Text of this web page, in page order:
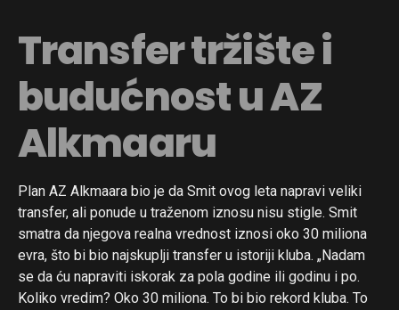
Transfer tržište i
budućnost u AZ
Alkmaaru
Plan AZ Alkmaara bio je da Smit ovog leta napravi veliki
transfer, ali ponude u traženom iznosu nisu stigle. Smit
smatra da njegova realna vrednost iznosi oko 30 miliona
evra, što bi bio najskuplji transfer u istoriji kluba. „Nadam
se da ću napraviti iskorak za pola godine ili godinu i po.
Koliko vredim? Oko 30 miliona. To bi bio rekord kluba. To